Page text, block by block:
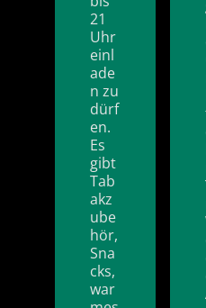
21
Uhr
einl
ade
n zu
dürf
en.
Es
gibt
Tab
akz
ube
hör,
Sna
cks,
war